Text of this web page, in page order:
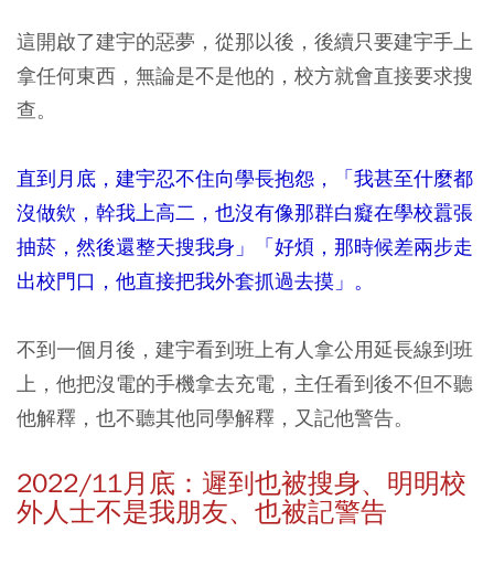
這開啟了建宇的惡夢，從那以後，後續只要建宇手上
拿任何東西，無論是不是他的，校方就會直接要求搜
查。
直到月底，建宇忍不住向學長抱怨，「我甚至什麼都
沒做欸，幹我上高二，也沒有像那群白癡在學校囂張
抽菸，然後還整天搜我身」「好煩，那時候差兩步走
出校門口，他直接把我外套抓過去摸」。
不到一個月後，建宇看到班上有人拿公用延長線到班
上，他把沒電的手機拿去充電，主任看到後不但不聽
他解釋，也不聽其他同學解釋，又記他警告。
2022/11月底：遲到也被搜身、明明校
外人士不是我朋友、也被記警告